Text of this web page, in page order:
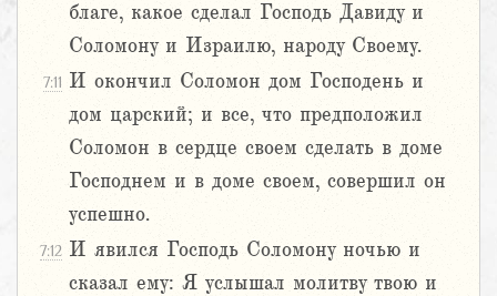
благе, какое сделал Господь Давиду и
Соломону и Израилю, народу Своему.
7:11 И окончил Соломон дом Господень и
дом царский; и все, что предположил
Соломон в сердце своем сделать в доме
Господнем и в доме своем, совершил он
успешно.
7:12 И явился Господь Соломону ночью и
сказал ему: Я услышал молитву твою и